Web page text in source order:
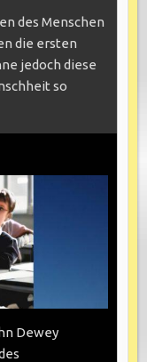
des Menschen
die ersten
jedoch diese
so
Dewey